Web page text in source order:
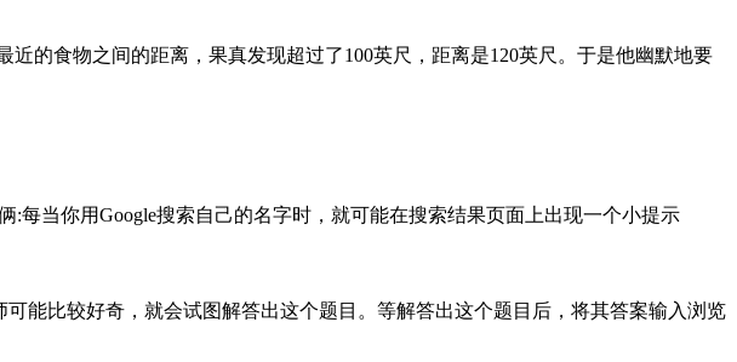
的食物之间的距离，果真发现超过了100英尺，距离是120英尺。于是他幽默地要
每当你用Google搜索自己的名字时，就可能在搜索结果页面上出现一个小提示
能比较好奇，就会试图解答出这个题目。等解答出这个题目后，将其答案输入浏览